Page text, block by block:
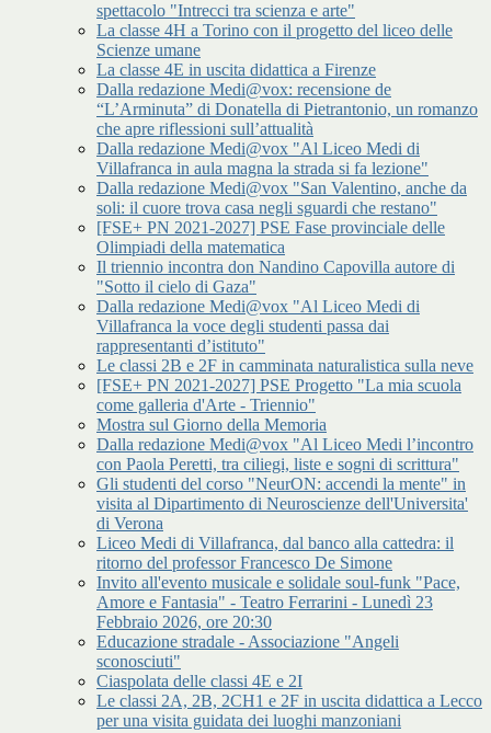
spettacolo "Intrecci tra scienza e arte"
La classe 4H a Torino con il progetto del liceo delle
Scienze umane
La classe 4E in uscita didattica a Firenze
Dalla redazione Medi@vox: recensione de
“L’Arminuta” di Donatella di Pietrantonio, un romanzo
che apre riflessioni sull’attualità
Dalla redazione Medi@vox "Al Liceo Medi di
Villafranca in aula magna la strada si fa lezione"
Dalla redazione Medi@vox "San Valentino, anche da
soli: il cuore trova casa negli sguardi che restano"
[FSE+ PN 2021-2027] PSE Fase provinciale delle
Olimpiadi della matematica
Il triennio incontra don Nandino Capovilla autore di
"Sotto il cielo di Gaza"
Dalla redazione Medi@vox "Al Liceo Medi di
Villafranca la voce degli studenti passa dai
rappresentanti d’istituto"
Le classi 2B e 2F in camminata naturalistica sulla neve
[FSE+ PN 2021-2027] PSE Progetto "La mia scuola
come galleria d'Arte - Triennio"
Mostra sul Giorno della Memoria
Dalla redazione Medi@vox "Al Liceo Medi l’incontro
con Paola Peretti, tra ciliegi, liste e sogni di scrittura"
Gli studenti del corso "NeurON: accendi la mente" in
visita al Dipartimento di Neuroscienze dell'Universita'
di Verona
Liceo Medi di Villafranca, dal banco alla cattedra: il
ritorno del professor Francesco De Simone
Invito all'evento musicale e solidale soul-funk "Pace,
Amore e Fantasia" - Teatro Ferrarini - Lunedì 23
Febbraio 2026, ore 20:30
Educazione stradale - Associazione "Angeli
sconosciuti"
Ciaspolata delle classi 4E e 2I
Le classi 2A, 2B, 2CH1 e 2F in uscita didattica a Lecco
per una visita guidata dei luoghi manzoniani